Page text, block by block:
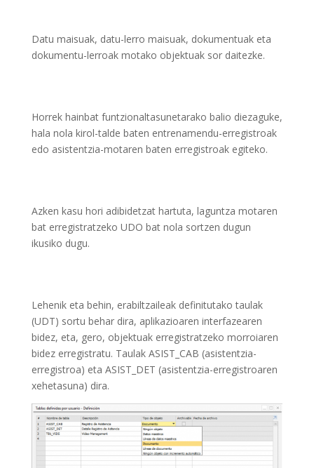
Datu maisuak, datu-lerro maisuak, dokumentuak eta
dokumentu-lerroak motako objektuak sor daitezke.
Horrek hainbat funtzionaltasunetarako balio diezaguke,
hala nola kirol-talde baten entrenamendu-erregistroak
edo asistentzia-motaren baten erregistroak egiteko.
Azken kasu hori adibidetzat hartuta, laguntza motaren
bat erregistratzeko UDO bat nola sortzen dugun
ikusiko dugu.
Lehenik eta behin, erabiltzaileak definitutako taulak
(UDT) sortu behar dira, aplikazioaren interfazearen
bidez, eta, gero, objektuak erregistratzeko morroiaren
bidez erregistratu. Taulak ASIST_CAB (asistentzia-
erregistroa) eta ASIST_DET (asistentzia-erregistroaren
xehetasuna) dira.